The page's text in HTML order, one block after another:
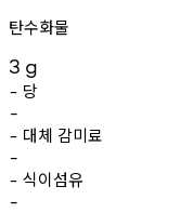
탄수화물
3 g
- 당
-
- 대체 감미료
-
- 식이섬유
-